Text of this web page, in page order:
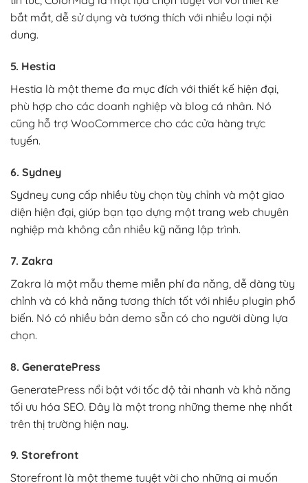
bắt mắt, dễ sử dụng và tương thích với nhiều loại nội
dung.
5. Hestia
Hestia là một theme đa mục đích với thiết kế hiện đại,
phù hợp cho các doanh nghiệp và blog cá nhân. Nó
cũng hỗ trợ WooCommerce cho các cửa hàng trực
tuyến.
6. Sydney
Sydney cung cấp nhiều tùy chọn tùy chỉnh và một giao
diện hiện đại, giúp bạn tạo dựng một trang web chuyên
nghiệp mà không cần nhiều kỹ năng lập trình.
7. Zakra
Zakra là một mẫu theme miễn phí đa năng, dễ dàng tùy
chỉnh và có khả năng tương thích tốt với nhiều plugin phổ
biến. Nó có nhiều bản demo sẵn có cho người dùng lựa
chọn.
8. GeneratePress
GeneratePress nổi bật với tốc độ tải nhanh và khả năng
tối ưu hóa SEO. Đây là một trong những theme nhẹ nhất
trên thị trường hiện nay.
9. Storefront
Storefront là một theme tuyệt vời cho những ai muốn